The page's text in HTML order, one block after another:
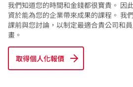
我們知道您的時間和金錢都很寶貴。 因
資於能為您的企業帶來成果的課程。 我
課前與您討論，以制定最適合貴公司和
畫。
取得個人化報價